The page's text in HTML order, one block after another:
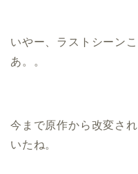
いやー、ラストシーン
あ。。
今まで原作から改変さ
いたね。